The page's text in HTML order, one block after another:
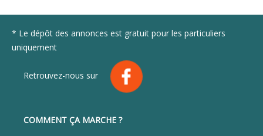
* Le dépôt des annonces est gratuit pour les particuliers
uniquement
Retrouvez-nous sur
COMMENT ÇA MARCHE ?